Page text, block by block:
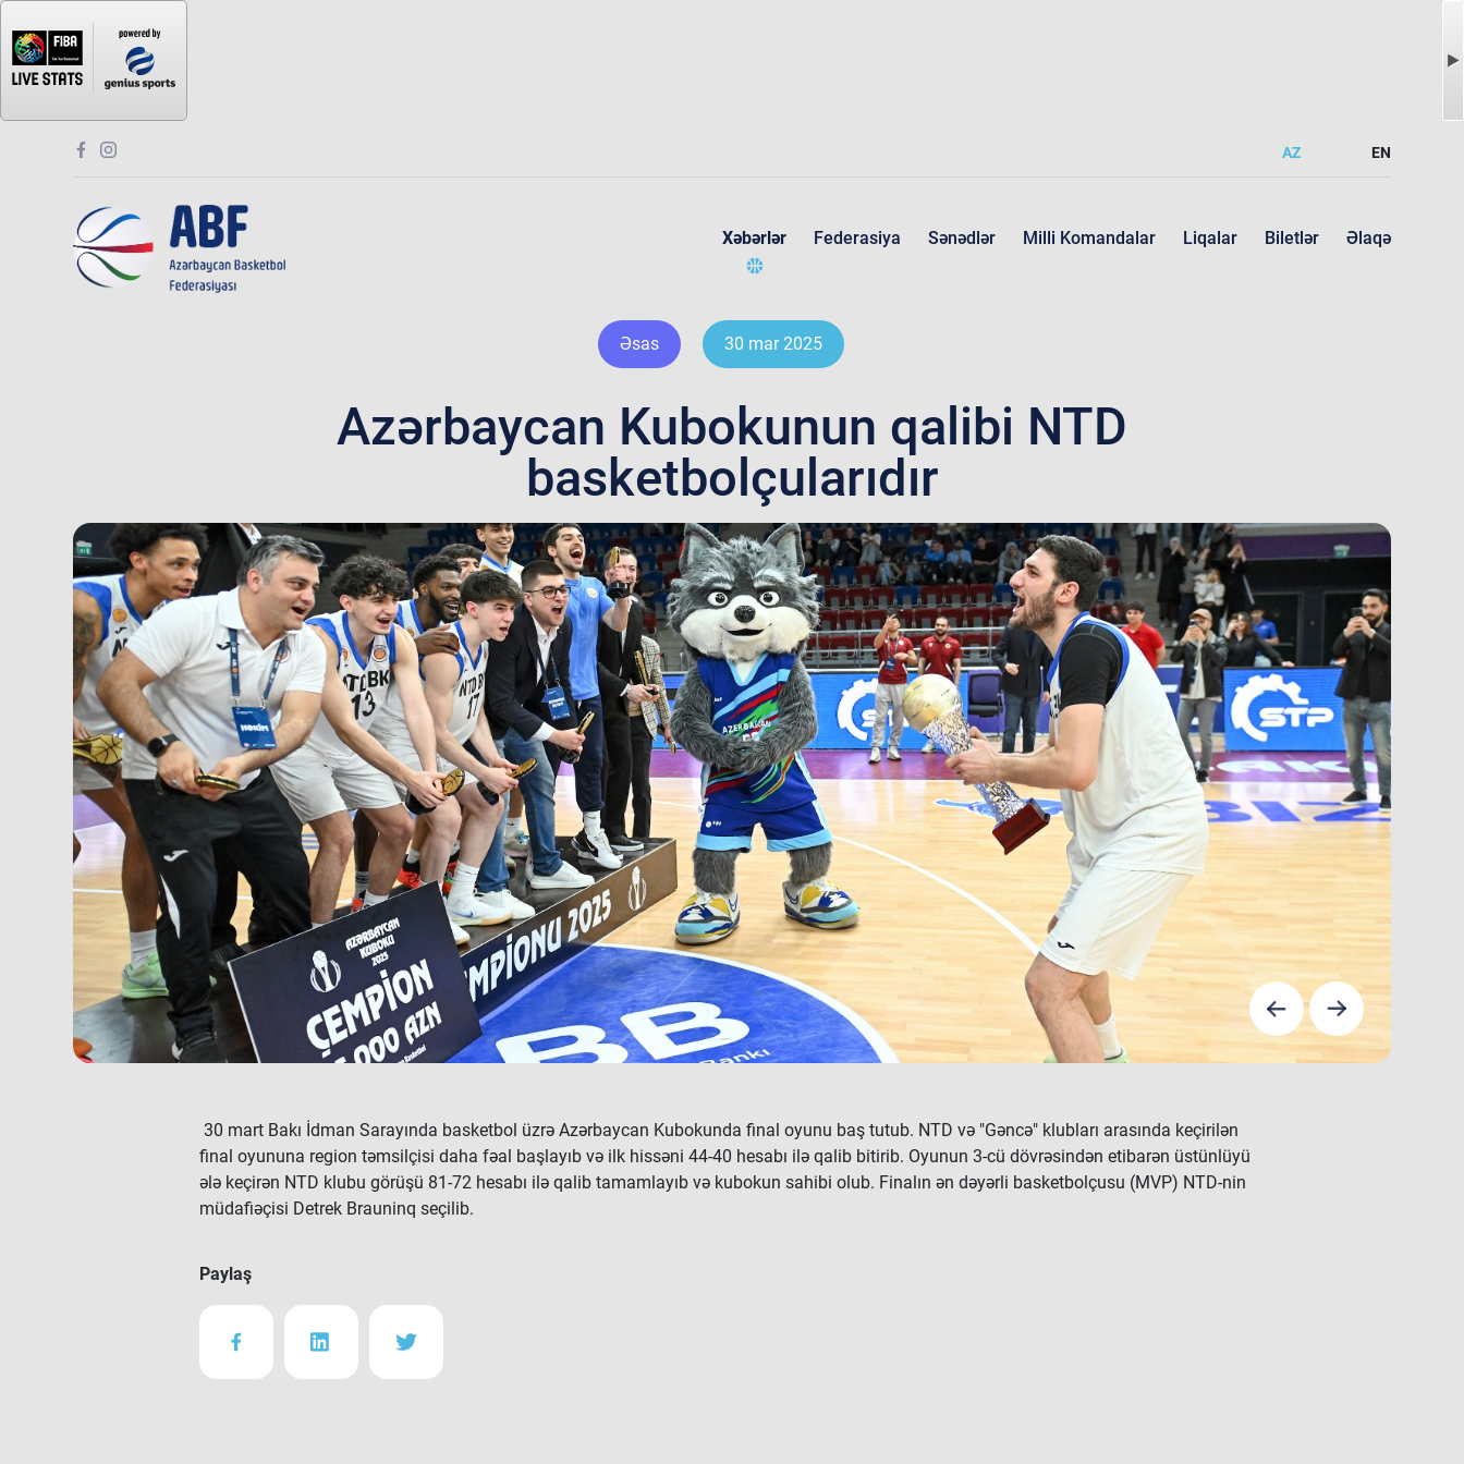
AZ EN
Xəbərlər Federasiya Sənədlər Milli Komandalar Liqalar Biletlər Əlaqə
Əsas 30 mar 2025
Azərbaycan Kubokunun qalibi NTD
basketbolçularıdır
30 mart Bakı İdman Sarayında basketbol üzrə Azərbaycan Kubokunda final oyunu baş tutub. NTD və "Gəncə" klubları arasında keçirilən
final oyununa region təmsilçisi daha fəal başlayıb və ilk hissəni 44-40 hesabı ilə qalib bitirib. Oyunun 3-cü dövrəsindən etibarən üstünlüyü
ələ keçirən NTD klubu görüşü 81-72 hesabı ilə qalib tamamlayıb və kubokun sahibi olub. Finalın ən dəyərli basketbolçusu (MVP) NTD-nin
müdafiəçisi Detrek Brauninq seçilib.
Paylaş